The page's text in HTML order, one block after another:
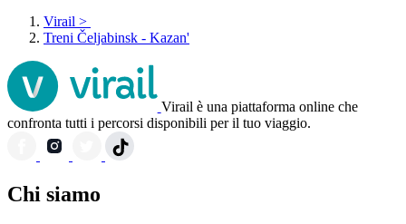
Virail >
Treni Čeljabinsk - Kazan'
Virail è una piattaforma online che
confronta tutti i percorsi disponibili per il tuo viaggio.
Chi siamo